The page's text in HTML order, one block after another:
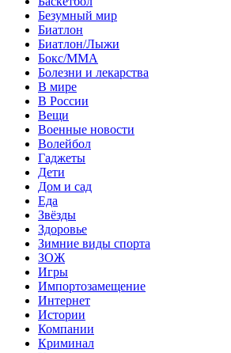
Безумный мир
Биатлон
Биатлон/Лыжи
Бокс/MMA
Болезни и лекарства
В мире
В России
Вещи
Военные новости
Волейбол
Гаджеты
Дети
Дом и сад
Еда
Звёзды
Здоровье
Зимние виды спорта
ЗОЖ
Игры
Импортозамещение
Интернет
Истории
Компании
Криминал